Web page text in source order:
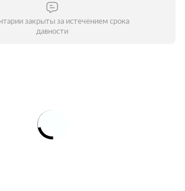
закрыты за истечением срока
давности